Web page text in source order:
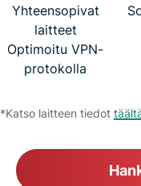
Yhteensopivat
laitteet
Optimoitu VPN-
protokolla
*Katso laitteen tiedot